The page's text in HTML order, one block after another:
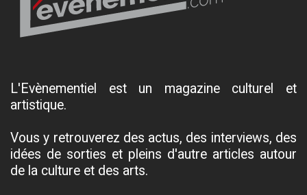
L'Evènementiel est un magazine culturel et
artistique.
Vous y retrouverez des actus, des interviews, des
idées de sorties et pleins d'autre articles autour
de la culture et des arts.